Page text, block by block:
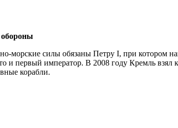
обороны
морские силы обязаны Петру I, при котором
и первый император. В 2008 году Кремль взял
корабли.